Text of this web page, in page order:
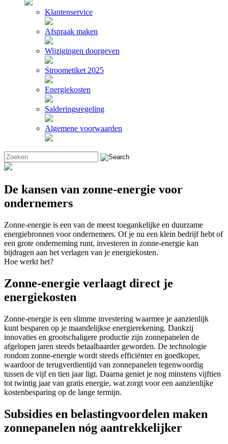
Klantenservice
Afspraak maken
Wijzigingen doorgeven
Stroometiket 2025
Energiekosten
Salderingsregeling
Algemene voorwaarden
De kansen van zonne-energie voor
ondernemers
Zonne-energie is een van de meest toegankelijke en duurzame
energiebronnen voor ondernemers. Of je nu een klein bedrijf hebt of
een grote onderneming runt, investeren in zonne-energie kan
bijdragen aan het verlagen van je energiekosten.
Hoe werkt het?
Zonne-energie verlaagt direct je
energiekosten
Zonne-energie is een slimme investering waarmee je aanzienlijk
kunt besparen op je maandelijkse energierekening. Dankzij
innovaties en grootschaligere productie zijn zonnepanelen de
afgelopen jaren steeds betaalbaarder geworden. De technologie
rondom zonne-energie wordt steeds efficiënter en goedkoper,
waardoor de terugverdientijd van zonnepanelen tegenwoordig
tussen de vijf en tien jaar ligt. Daarna geniet je nog minstens vijftien
tot twintig jaar van gratis energie, wat zorgt voor een aanzienlijke
kostenbesparing op de lange termijn.
Subsidies en belastingvoordelen maken
zonnepanelen nóg aantrekkelijker